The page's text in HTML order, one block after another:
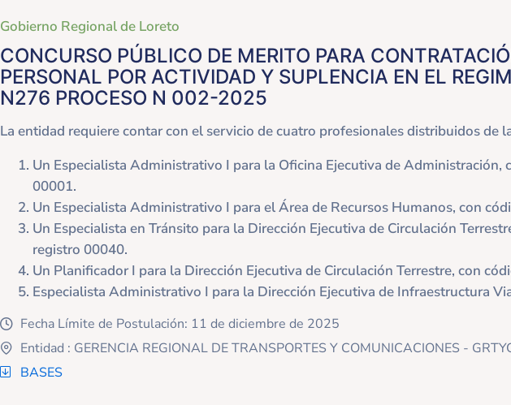
Gobierno Regional de Loreto
CONCURSO PÚBLICO DE MERITO PARA
PERSONAL POR ACTIVIDAD Y SUPLENCIA EN EL
N276 PROCESO N 002-2025
La entidad requiere contar con el servicio de cuatro profesionales distribuidos de
Un Especialista Administrativo I para la Oficina Ejecutiva de Administración,
00001.
Un Especialista Administrativo I para el Área de Recursos Humanos, con
Un Especialista en Tránsito para la Dirección Ejecutiva de Circulación
registro 00040.
Un Planificador I para la Dirección Ejecutiva de Circulación Terrestre, con
Especialista Administrativo I para la Dirección Ejecutiva de Infraestructura
icon
Fecha Límite de Postulación: 11 de diciembre de 2025
icon
Entidad : GERENCIA REGIONAL DE TRANSPORTES Y COMUNICACIONES -
icon
BASES